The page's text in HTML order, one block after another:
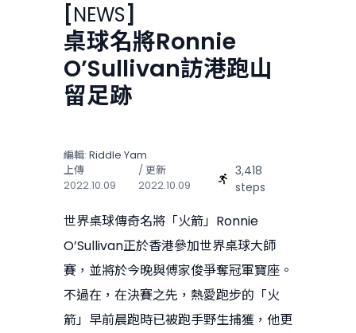
[NEWS]
桌球名將Ronnie
O’Sullivan訪港跑山
留足跡
編輯: Riddle Yam
上傳
2022.10.09
/ 更新
2022.10.09
3,418
steps
世界桌球傳奇名將「火箭」Ronnie
O’Sullivan正於香港參加世界桌球大師
賽，並將於今晚與傅家俊爭奪冠軍寶座。
不過在，在決賽之先，熱愛跑步的「火
箭」早前晨跑時已被跑手野生捕獲，他更